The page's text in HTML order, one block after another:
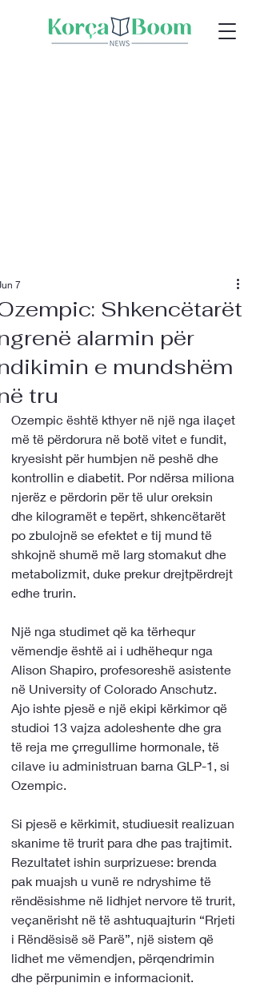
Shkencëtarët
alarmin për
e mundshëm
tru
7
Ozempic është kthyer në një nga ilaçet
më të përdorura në botë vitet e fundit,
kryesisht për humbjen në peshë dhe
kontrollin e diabetit. Por ndërsa miliona
njerëz e përdorin për të ulur oreksin
dhe kilogramët e tepërt, shkencëtarët
po zbulojnë se efektet e tij mund të
shkojnë shumë më larg stomakut dhe
metabolizmit, duke prekur drejtpërdrejt
edhe trurin.
Një nga studimet që ka tërhequr
vëmendje është ai i udhëhequr nga
Alison Shapiro, profesoreshë asistente
në University of Colorado Anschutz.
Ajo ishte pjesë e një ekipi kërkimor që
studioi 13 vajza adoleshente dhe gra
të reja me çrregullime hormonale, të
cilave iu administruan barna GLP-1, si
Ozempic.
Si pjesë e kërkimit, studiuesit realizuan
skanime të trurit para dhe pas trajtimit.
Rezultatet ishin surprizuese: brenda
pak muajsh u vunë re ndryshime të
rëndësishme në lidhjet nervore të trurit,
veçanërisht në të ashtuquajturin “Rrjeti
i Rëndësisë së Parë”, një sistem që
lidhet me vëmendjen, përqendrimin
dhe përpunimin e informacionit.